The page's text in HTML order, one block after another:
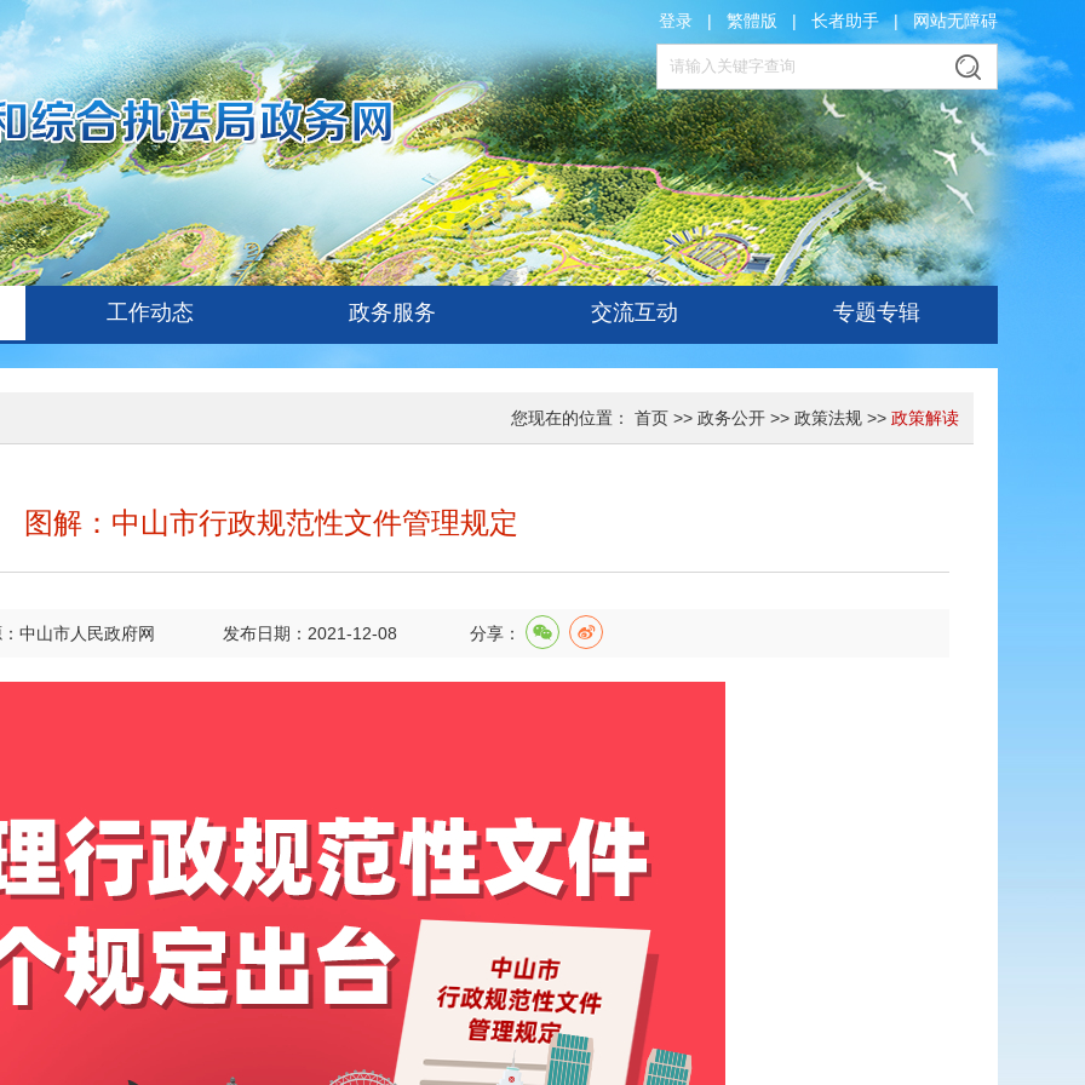
登录 | 繁體版 | 长者助手 | 网站无障碍
工作动态 政务服务 交流互动 专题专辑
您现在的位置： 首页 >> 政务公开 >> 政策法规 >> 政策解读
图解：中山市行政规范性文件管理规定
中山市人民政府网 发布日期：2021-12-08 分享：